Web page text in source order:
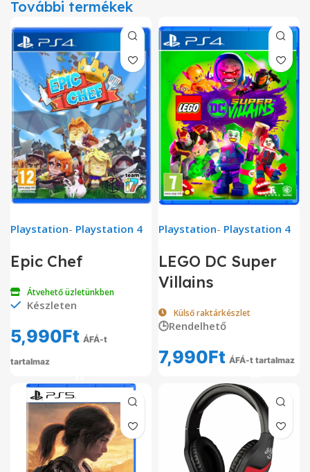
További termékek
Playstation- Playstation 4
Epic Chef
Átvehető üzletünkben
Készleten
5,990Ft ÁFÁ-t
tartalmaz
Playstation- Playstation 4
LEGO DC Super
Villains
Külső raktárkészlet
🕒Rendelhető
7,990Ft ÁFÁ-t tartalmaz